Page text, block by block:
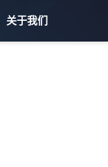
关于我们